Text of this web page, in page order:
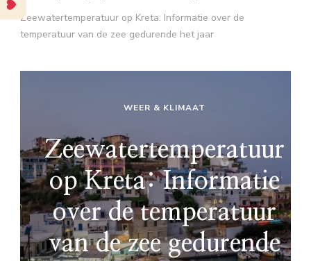
Zeewatertemperatuur op Kreta: Informatie over de
temperatuur van de zee gedurende het jaar
WEER & KLIMAAT
Zeewatertemperatuur
op Kreta: Informatie
over de temperatuur
van de zee gedurende